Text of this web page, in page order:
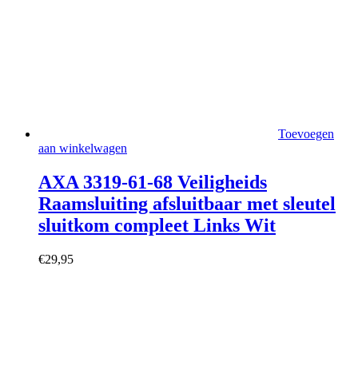
Toevoegen
aan winkelwagen
AXA 3319-61-68 Veiligheids
Raamsluiting afsluitbaar met sleutel
sluitkom compleet Links Wit
€29,95